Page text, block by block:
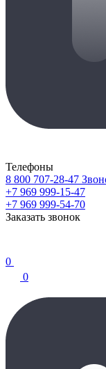
Телефоны
8 800 707-28-47
+7 969 999-15-47
+7 969 999-54-70
Заказать звонок
0
0